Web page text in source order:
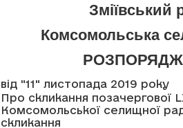
Зміївський
Комсомольська
від "11" листопада 2019 року
Про скликання позачергової
Комсомольської селищної
скликання